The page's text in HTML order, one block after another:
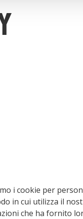
i cookie per
in cui utilizza il
che ha fornito